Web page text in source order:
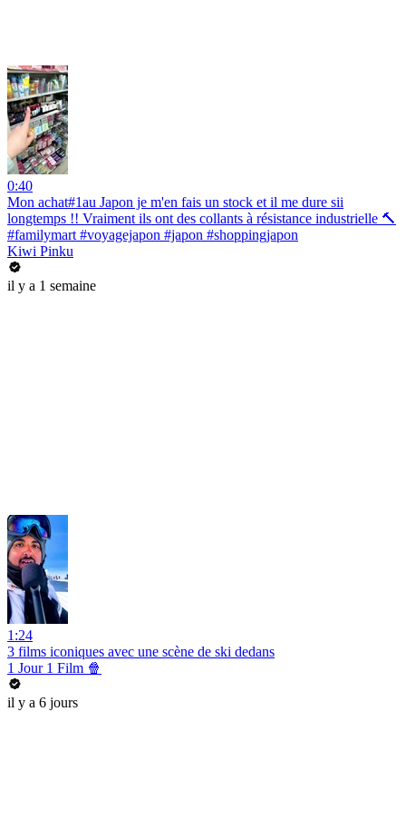
0:40
Mon achat#1au Japon je m'en fais un stock et il me dure sii
longtemps !! Vraiment ils ont des collants à résistance industrielle 🔨
#familymart #voyagejapon #japon #shoppingjapon
Kiwi Pinku
il y a 1 semaine
1:24
3 films iconiques avec une scène de ski dedans
1 Jour 1 Film 🍿
il y a 6 jours